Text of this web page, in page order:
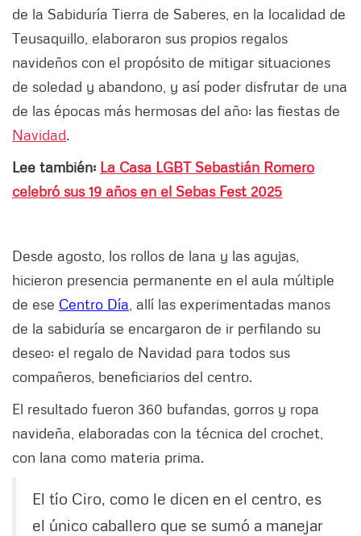
de la Sabiduría Tierra de Saberes, en la localidad de
Teusaquillo, elaboraron sus propios regalos
navideños con el propósito de mitigar situaciones
de soledad y abandono, y así poder disfrutar de una
de las épocas más hermosas del año: las fiestas de
Navidad.
Lee también: La Casa LGBT Sebastián Romero
celebró sus 19 años en el Sebas Fest 2025
Desde agosto, los rollos de lana y las agujas,
hicieron presencia permanente en el aula múltiple
de ese Centro Día , allí las experimentadas manos
de la sabiduría se encargaron de ir perfilando su
deseo: el regalo de Navidad para todos sus
compañeros, beneficiarios del centro.
El resultado fueron 360 bufandas, gorros y ropa
navideña, elaboradas con la técnica del crochet,
con lana como materia prima.
El tío Ciro, como le dicen en el centro, es
el único caballero que se sumó a manejar